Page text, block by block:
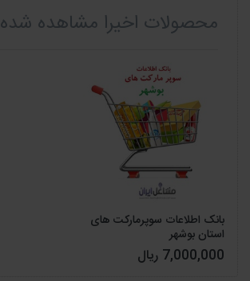
محصولات اخیرا مشاهده شده
بانک اطلاعات سوپرمارکت های
استان بوشهر
7,000,000 ریال